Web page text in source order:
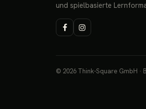
und spielbasierte
© 2026 Think-Square GmbH ·